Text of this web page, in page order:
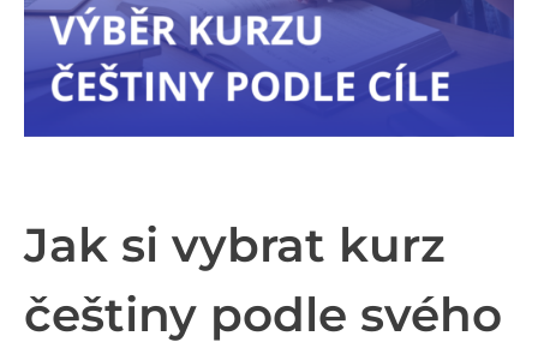
Jak si vybrat kurz
češtiny podle svého